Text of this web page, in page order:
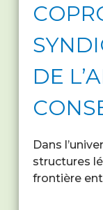
DE
Dans
structures
frontière